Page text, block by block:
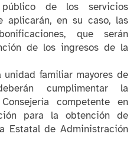
de los servicios
aplicarán, en su caso, las
que serán
de los ingresos de la
unidad familiar mayores de
cumplimentar la
competente en
para la obtención de
Estatal de Administración